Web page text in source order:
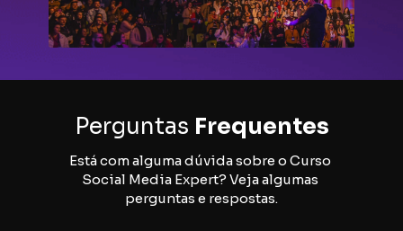
Perguntas Frequentes
Está com alguma dúvida sobre o Curso
Social Media Expert? Veja algumas
perguntas e respostas.